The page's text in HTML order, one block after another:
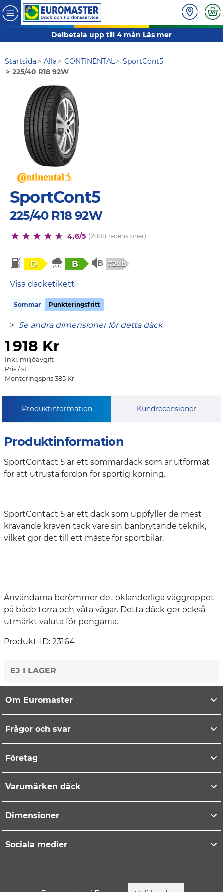
Delbetala upp till 4 mån Läs mer
Startsida Alla CONTINENTAL
SportCont5
225/40 R18 92W
SportCont5
225/40 R18 92W
4,6/5 (2808 recensioner)
D B 72db
Visa däcketikett
Sommar Punkteringsfritt
> Se andra dimensioner för detta däck
1918 Kr
Inkl. miljöavgift
Pris / st
Monteringspris 385 Kr
Produktinformation Kundrecensioner
Produktinformation
SportContact 5 är ett sommardäck som är utformat
för att utrusta fordon för sportig körning.
SportContact 5 är ett däck som uppfyller de mest
krävande kraven tack vare sin banbrytande teknik,
vilket gör det till ett måste för sportbilar.
Användarna berömmer det oklanderliga väggreppet
på både torra och våta vägar. Detta däck ger också
utmärkt valuta för pengarna.
Produkt-ID: 23164
EJ I LAGER
Om Euromaster
Frågor och svar
Företag
Varumärken däck
Dimensioner
Sociala medier